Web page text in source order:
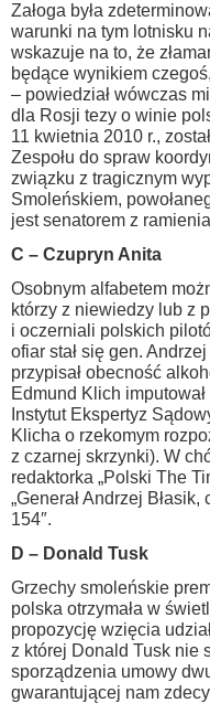
Załoga była
warunki na tym lotnisku
wskazuje na to, że
będące wynikiem
– powiedział wówczas
dla Rosji tezy o winie
11 kwietnia 2010 r.,
Zespołu do spraw
związku z tragicznym
Smoleńskiem,
jest senatorem z
C – Czupryn Anita
Osobnym alfabetem
którzy z niewiedzy lub z
i oczerniali polskich
ofiar stał się gen.
przypisał obecność
Edmund Klich
Instytut Ekspertyz
Klicha o rzekomym
z czarnej skrzynki). W
redaktorka „Polski The
„Generał Andrzej
154″.
D – Donald Tusk
Grzechy smoleńskie
polska otrzymała w
propozycję wzięcia
z której Donald Tusk nie
sporządzenia umowy
gwarantującej nam